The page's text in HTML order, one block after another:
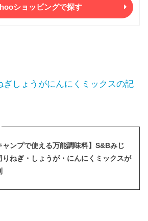
ショッピングで探す
ぎしょうがにんにくミックスの記
ャンプで使える万能調味料】S&Bみじ
りねぎ・しょうが・にんにくミックスが